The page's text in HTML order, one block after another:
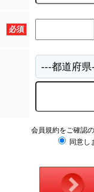
必須
会員規約をご確認
同意し